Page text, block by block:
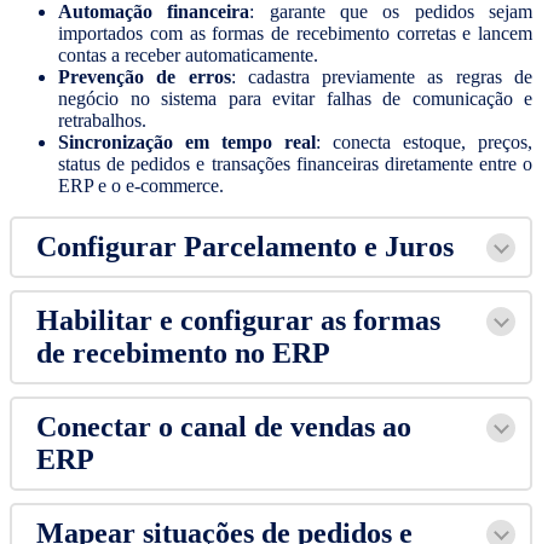
Automação financeira: garante que os pedidos sejam
importados com as formas de recebimento corretas e lancem
contas a receber automaticamente.
Prevenção de erros: cadastra previamente as regras de
negócio no sistema para evitar falhas de comunicação e
retrabalhos.
Sincronização em tempo real: conecta estoque, preços,
status de pedidos e transações financeiras diretamente entre o
ERP e o e-commerce.
Configurar Parcelamento e Juros
Habilitar e configurar as formas
de recebimento no ERP
Conectar o canal de vendas ao
ERP
Mapear situações de pedidos e